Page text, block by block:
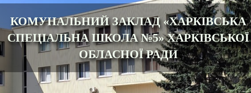
КОМУНАЛЬНИЙ ЗАКЛАД «ХАРКІВСЬКА
СПЕЦІАЛЬНА ШКОЛА №5» ХАРКІВСЬКОЇ
ОБЛАСНОЇ РАДИ